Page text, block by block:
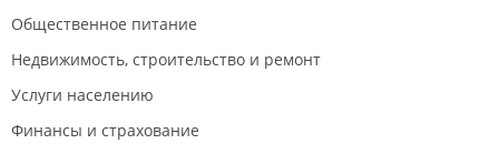
Общественное питание
Недвижимость, строительство и ремонт
Услуги населению
Финансы и страхование